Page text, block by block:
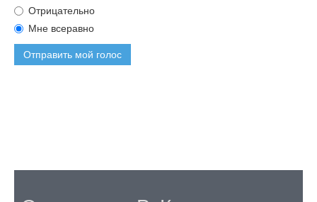
Отрицательно
Мне всеравно
Отправить мой голос